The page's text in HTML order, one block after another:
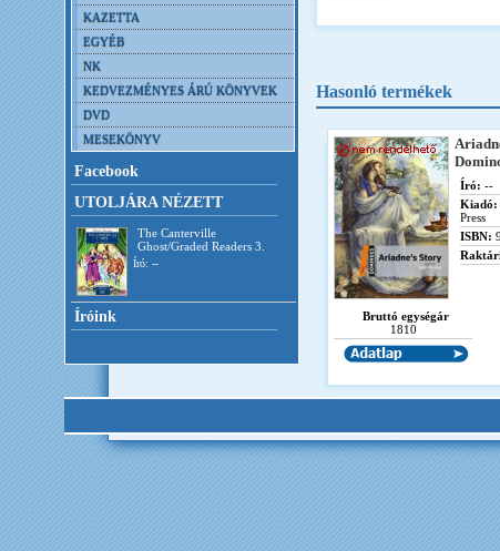
KAZETTA
EGYÉB
NK
KEDVEZMÉNYES ÁRÚ KÖNYVEK
DVD
MESEKÖNYV
Facebook
UTOLJÁRA NÉZETT
The Canterville
Ghost/Graded Readers 3.
Író: --
Íróink
Hasonló termékek
Író: --
Kiadó:
Press
ISBN:
Bruttó egységár
1810